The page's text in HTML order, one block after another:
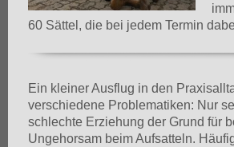
60 Sättel, die bei jedem Termin
Ein kleiner Ausflug in den
verschiedene Problematiken: Nur
schlechte Erziehung der Grund für
Ungehorsam beim Aufsatteln.